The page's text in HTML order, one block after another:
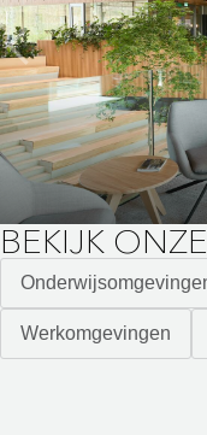
BEKIJK
Werkomgevingen